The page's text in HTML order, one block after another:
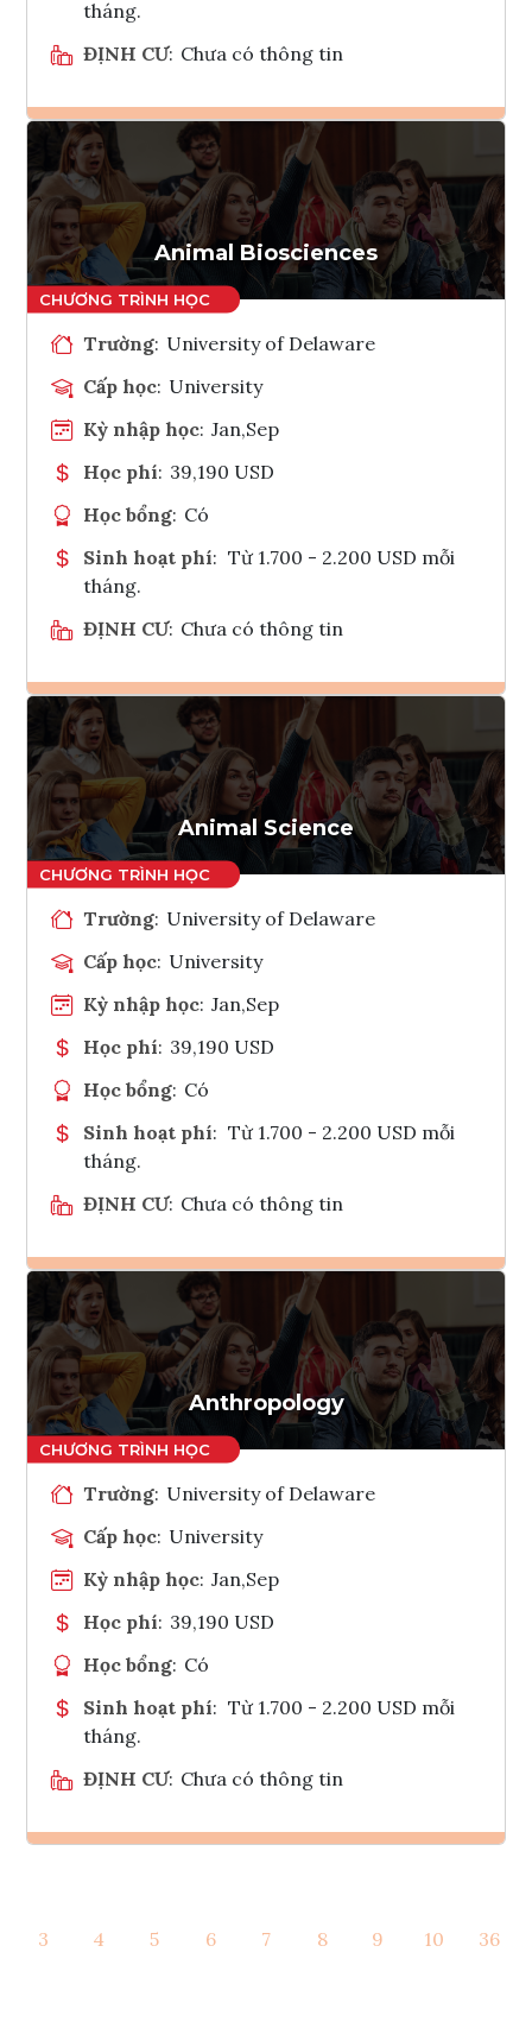
tháng.
ĐỊNH CƯ: Chưa có thông tin
Ghi danh
Tham vấn Interlink
Animal Biosciences
Trường: University of Delaware
Cấp học: University
Kỳ nhập học: Jan,Sep
Học phí: 39,190 USD
Học bổng: Có
Sinh hoạt phí: Từ 1.700 - 2.200 USD mỗi
tháng.
ĐỊNH CƯ: Chưa có thông tin
Ghi danh
Tham vấn Interlink
Animal Science
Trường: University of Delaware
Cấp học: University
Kỳ nhập học: Jan,Sep
Học phí: 39,190 USD
Học bổng: Có
Sinh hoạt phí: Từ 1.700 - 2.200 USD mỗi
tháng.
ĐỊNH CƯ: Chưa có thông tin
Ghi danh
Tham vấn Interlink
Anthropology
Trường: University of Delaware
Cấp học: University
Kỳ nhập học: Jan,Sep
Học phí: 39,190 USD
Học bổng: Có
Sinh hoạt phí: Từ 1.700 - 2.200 USD mỗi
tháng.
ĐỊNH CƯ: Chưa có thông tin
Tham vấn Interlink
3 4 5 6 7 8 9 10 36